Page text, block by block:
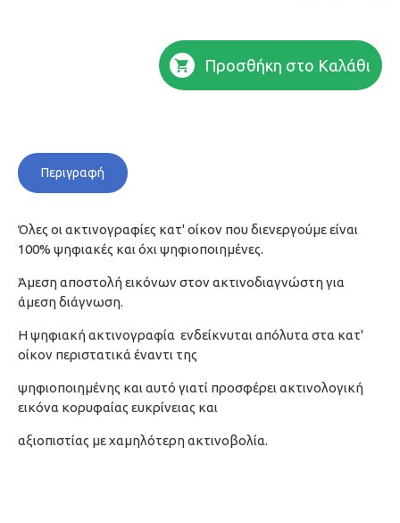
Προσθήκη στο Καλάθι
Περιγραφή
Όλες οι ακτινογραφίες κατ' οίκον που διενεργούμε είναι
100% ψηφιακές και όχι ψηφιοποιημένες.
Άμεση αποστολή εικόνων στον ακτινοδιαγνώστη για
άμεση διάγνωση.
Η ψηφιακή ακτινογραφία ενδείκνυται απόλυτα στα κατ'
οίκον περιστατικά έναντι της
ψηφιοποιημένης και αυτό γιατί προσφέρει ακτινολογική
εικόνα κορυφαίας ευκρίνειας και
αξιοπιστίας με χαμηλότερη ακτινοβολία.